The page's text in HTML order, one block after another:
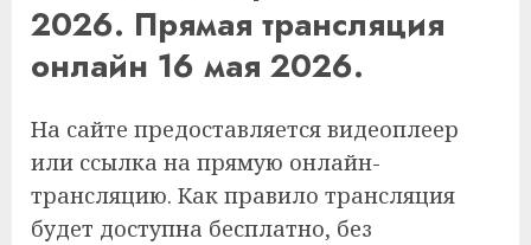
2026. Прямая трансляция
онлайн 16 мая 2026.
На сайте предоставляется видеоплеер
или ссылка на прямую онлайн-
трансляцию. Как правило трансляция
будет доступна бесплатно, без